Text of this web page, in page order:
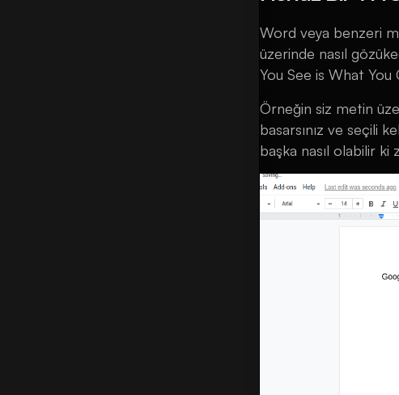
Word veya benzeri
üzerinde nasıl
You See is What
Örneğin siz metin
basarsınız ve seçili
başka nasıl olabilir